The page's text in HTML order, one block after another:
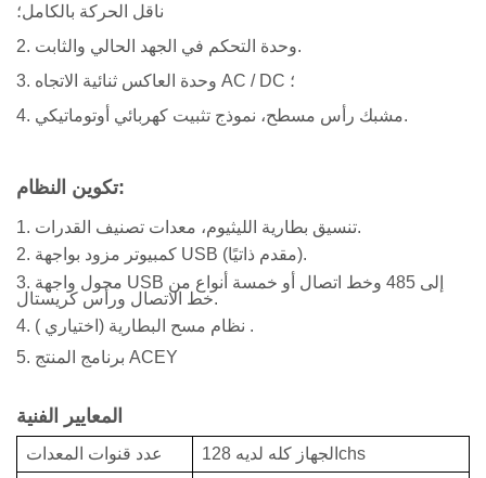
ناقل الحركة بالكامل؛
2. وحدة التحكم في الجهد الحالي والثابت.
3. وحدة العاكس ثنائية الاتجاه AC / DC ؛
4. مشبك رأس مسطح، نموذج تثبيت كهربائي أوتوماتيكي.
تكوين النظام:
1. تنسيق بطارية الليثيوم، معدات تصنيف القدرات.
2. كمبيوتر مزود بواجهة USB (مقدم ذاتيًا).
3. محول واجهة USB إلى 485 وخط اتصال أو خمسة أنواع من
خط الاتصال ورأس كريستال.
4. نظام مسح البطارية (اختياري .
5. برنامج المنتج ACEY
المعايير الفنية
عدد قنوات المعدات الجهاز كله لديه 128chs